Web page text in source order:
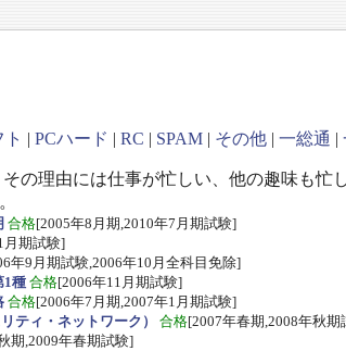
| PCハード | RC | SPAM | その他 | 一総通 |
の理由には仕事が忙しい、他の趣味も
合格[2005年8月期,2010年7月期試験]
月期試験]
年9月期試験,2006年10月全科目免除]
1種合格[2006年11月期試験]
合格[2006年7月期,2007年1月期試験]
ティ・ネットワーク）
合格[2007年春期,2008年秋期
期,2009年春期試験]